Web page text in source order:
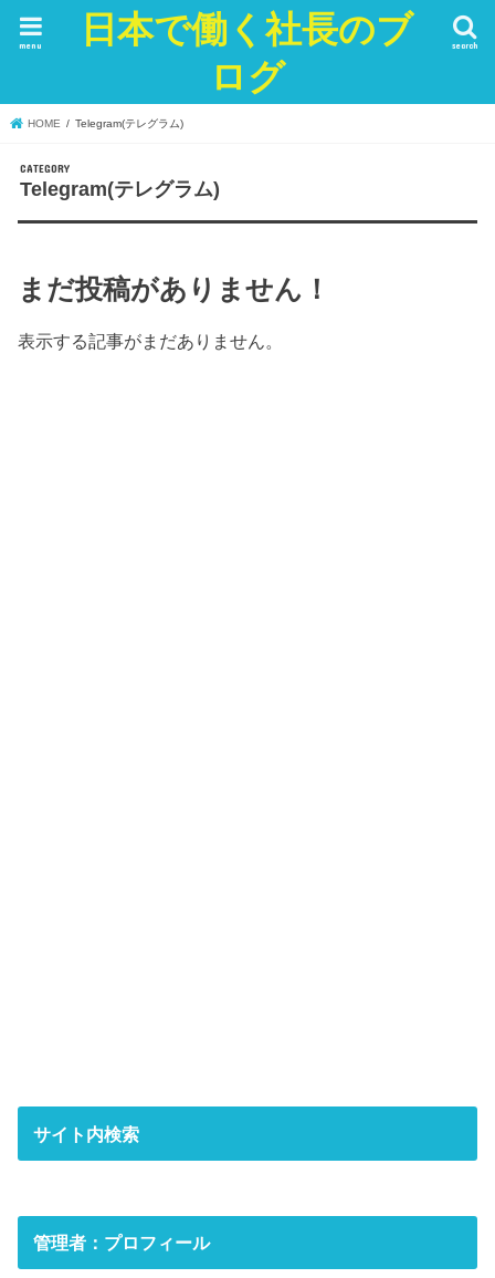
日本で働く社長のブ
ログ
search
menu
HOME Telegram(テレグラム)
Telegram(テレグラム)
まだ投稿がありません！
表示する記事がまだありません。
サイト内検索
管理者：プロフィール